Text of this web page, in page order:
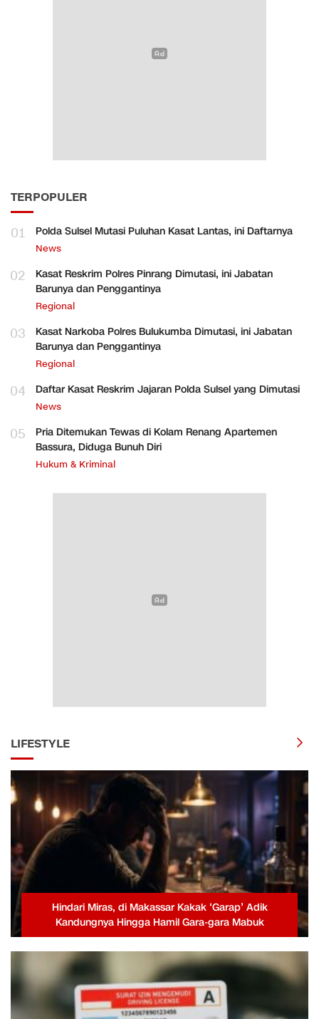
TERPOPULER
01 Polda Sulsel Mutasi Puluhan Kasat Lantas, ini Daftarnya
News
02
Kasat Reskrim Polres Pinrang Dimutasi, ini Jabatan
Barunya dan Penggantinya
Regional
03
Kasat Narkoba Polres Bulukumba Dimutasi, ini Jabatan
Barunya dan Penggantinya
Regional
04 Daftar Kasat Reskrim Jajaran Polda Sulsel yang Dimutasi
News
05
Pria Ditemukan Tewas di Kolam Renang Apartemen
Bassura, Diduga Bunuh Diri
Hukum & Kriminal
LIFESTYLE
Hindari Miras, di Makassar Kakak ‘Garap’ Adik
Kandungnya Hingga Hamil Gara-gara Mabuk